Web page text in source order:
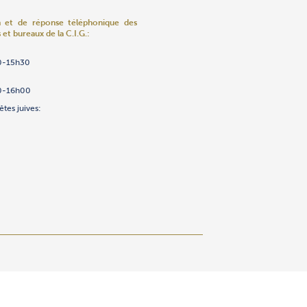
«Edmundo Safdié»
et de réponse téléphonique des
bureaux de la C.I.G.:
15h30
16h00
juives: